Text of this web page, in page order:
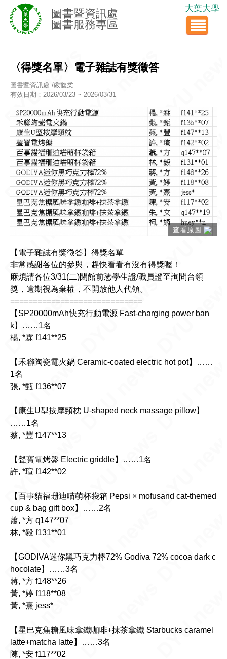
圖書暨資訊處
圖書服務專區
大葉大學
〈得獎名單〉電子雜誌有獎徵答
圖書暨資訊處 /嚴馥柔
有效日期：2026/03/23 ~ 2026/03/31
查看原圖
【電子雜誌有獎徵答】得獎名單
非常感謝各位的參與，趕快看看有沒有得獎喔！
麻煩請各位3/31(二)閉館前憑學生證/職員證至詢問台領
獎，逾期視為棄權，不開放他人代領。
=============================
【SP20000mAh快充行動電源 Fast-charging power ban
k】……1名
楊, *霖 f141**25
【禾聯陶瓷電火鍋 Ceramic-coated electric hot pot】……
1名
張, *甄 f136**07
【康生U型按摩頸枕 U-shaped neck massage pillow】
……1名
蔡, *豐 f147**13
【聲寶電烤盤 Electric griddle】……1名
許, *瑄 f142**02
【百事貓福珊迪喵萌杯袋箱 Pepsi × mofusand cat-themed
cup & bag gift box】……2名
蕭, *方 q147**07
林, *毅 f131**01
【GODIVA迷你黑巧克力棒72% Godiva 72% cocoa dark c
hocolate】……3名
蔣, *方 f148**26
黃, *婷 f118**08
黃, *熹 jess*
【星巴克焦糖風味拿鐵咖啡+抹茶拿鐵 Starbucks caramel
latte+matcha latte】……3名
陳, *安 f117**02